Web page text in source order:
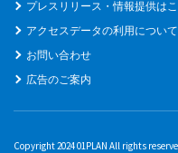
プレスリリース・情報提供は
アクセスデータの利用について
お問い合わせ
広告のご案内
Copyright 2024 01PLAN All rights